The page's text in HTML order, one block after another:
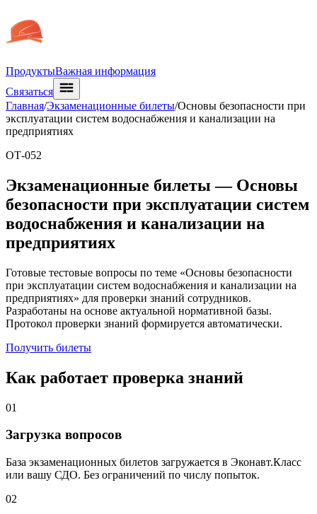
ПродуктыВажная информация
Связаться
Главная/Экзаменационные билеты/Основы безопасности при
эксплуатации систем водоснабжения и канализации на
предприятиях
ОТ-052
Экзаменационные билеты — Основы
безопасности при эксплуатации систем
водоснабжения и канализации на
предприятиях
Готовые тестовые вопросы по теме «Основы безопасности
при эксплуатации систем водоснабжения и канализации на
предприятиях» для проверки знаний сотрудников.
Разработаны на основе актуальной нормативной базы.
Протокол проверки знаний формируется автоматически.
Получить билеты
Как работает проверка знаний
01
Загрузка вопросов
База экзаменационных билетов загружается в Эконавт.Класс
или вашу СДО. Без ограничений по числу попыток.
02